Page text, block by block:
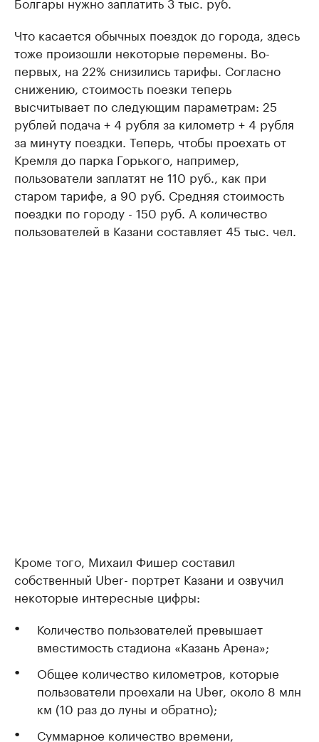
Что касается обычных поездок до города, здесь
тоже произошли некоторые перемены. Во-
первых, на 22% снизились тарифы. Согласно
снижению, стоимость поезки теперь
высчитывает по следующим параметрам: 25
рублей подача + 4 рубля за километр + 4 рубля
за минуту поездки. Теперь, чтобы проехать от
Кремля до парка Горького, например,
пользователи заплатят не 110 руб., как при
старом тарифе, а 90 руб. Средняя стоимость
поездки по городу - 150 руб. А количество
пользователей в Казани составляет 45 тыс. чел.
Кроме того, Михаил Фишер составил
собственный Uber- портрет Казани и озвучил
некоторые интересные цифры:
Количество пользователей превышает
вместимость стадиона «Казань Арена»;
Общее количество километров, которые
пользователи проехали на Uber, около 8 млн
км (10 раз до луны и обратно);
Суммарное количество времени,